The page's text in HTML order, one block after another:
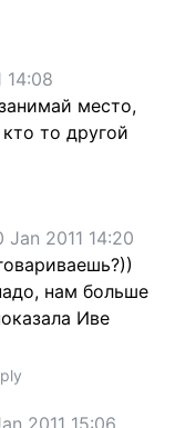
14:08
место,
то другой
Jan 2011 14:20
нам больше
Иве
2011 15:06